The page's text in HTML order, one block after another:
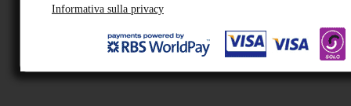
Informativa sulla privacy